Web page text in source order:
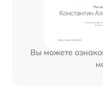
Вы можете